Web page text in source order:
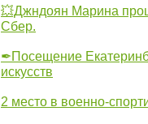
💥Джндоян Марина
Сбер.
✒Посещение
искусств
2 место в военно-